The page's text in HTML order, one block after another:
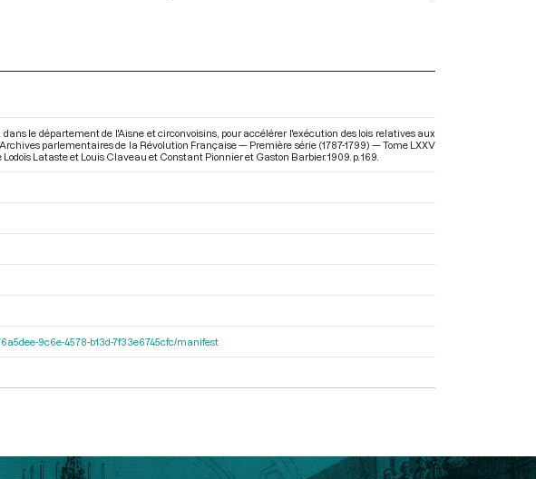
le département de l'Aisne et circonvoisins, pour accélérer l'exécution des lois relatives aux
parlementaires de la Révolution Française — Première série (1787-1799) — Tome LXXV
Lodoïs Lataste et Louis Claveau et Constant Pionnier et Gaston Barbier. 1909. p. 169.
9c6e-4578-b13d-7f33e6745cfc/manifest